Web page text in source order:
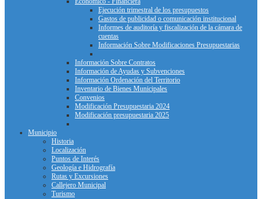
Ejecución trimestral de los presupuestos
Gastos de publicidad o comunicación institucional
Informes de auditoría y fiscalización de la cámara de
cuentas
Información Sobre Modificaciones Presupuestarias
Información Sobre Contratos
Información de Ayudas y Subvenciones
Información Ordenación del Territorio
Inventario de Bienes Municipales
Convenios
Modificación Presupuestaria 2024
Modificación presupuestaria 2025
Municipio
Historia
Localización
Puntos de Interés
Geología e Hidrografía
Rutas y Excursiones
Callejero Municipal
Turismo